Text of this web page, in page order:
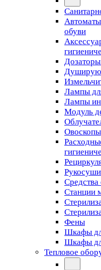
обуви
Лампы
Лампы
Модуль
Овоскопы
Средства
Станции
Фены
Шкафы
Шкафы
Тепловое